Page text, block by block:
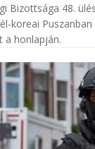
Bizottsága 48.
koreai
a honlapján.